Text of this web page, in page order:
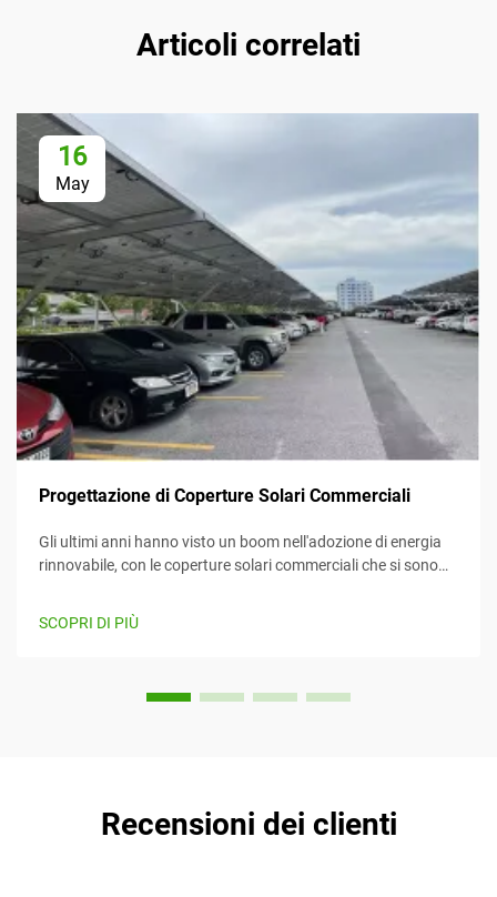
Articoli correlati
16
May
Progettazione di Coperture Solari Commerciali
Gli ultimi anni hanno visto un boom nell'adozione di energia
rinnovabile, con le coperture solari commerciali che si sono
l'energia solare mentre forniscono contemporaneamente
SCOPRI DI PIÙ
Recensioni dei clienti